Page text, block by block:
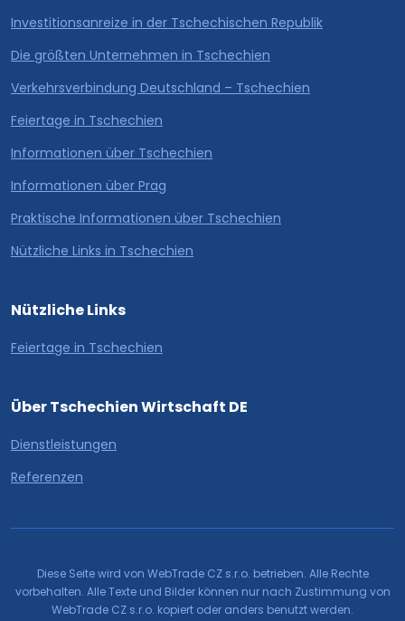
Investitionsanreize in der Tschechischen Republik
Die größten Unternehmen in Tschechien
Verkehrsverbindung Deutschland – Tschechien
Feiertage in Tschechien
Informationen über Tschechien
Informationen über Prag
Praktische Informationen über Tschechien
Nützliche Links in Tschechien
Nützliche Links
Feiertage in Tschechien
Über Tschechien Wirtschaft DE
Dienstleistungen
Referenzen
Diese Seite wird von WebTrade CZ s.r.o. betrieben. Alle Rechte
vorbehalten. Alle Texte und Bilder können nur nach Zustimmung von
WebTrade CZ s.r.o. kopiert oder anders benutzt werden.